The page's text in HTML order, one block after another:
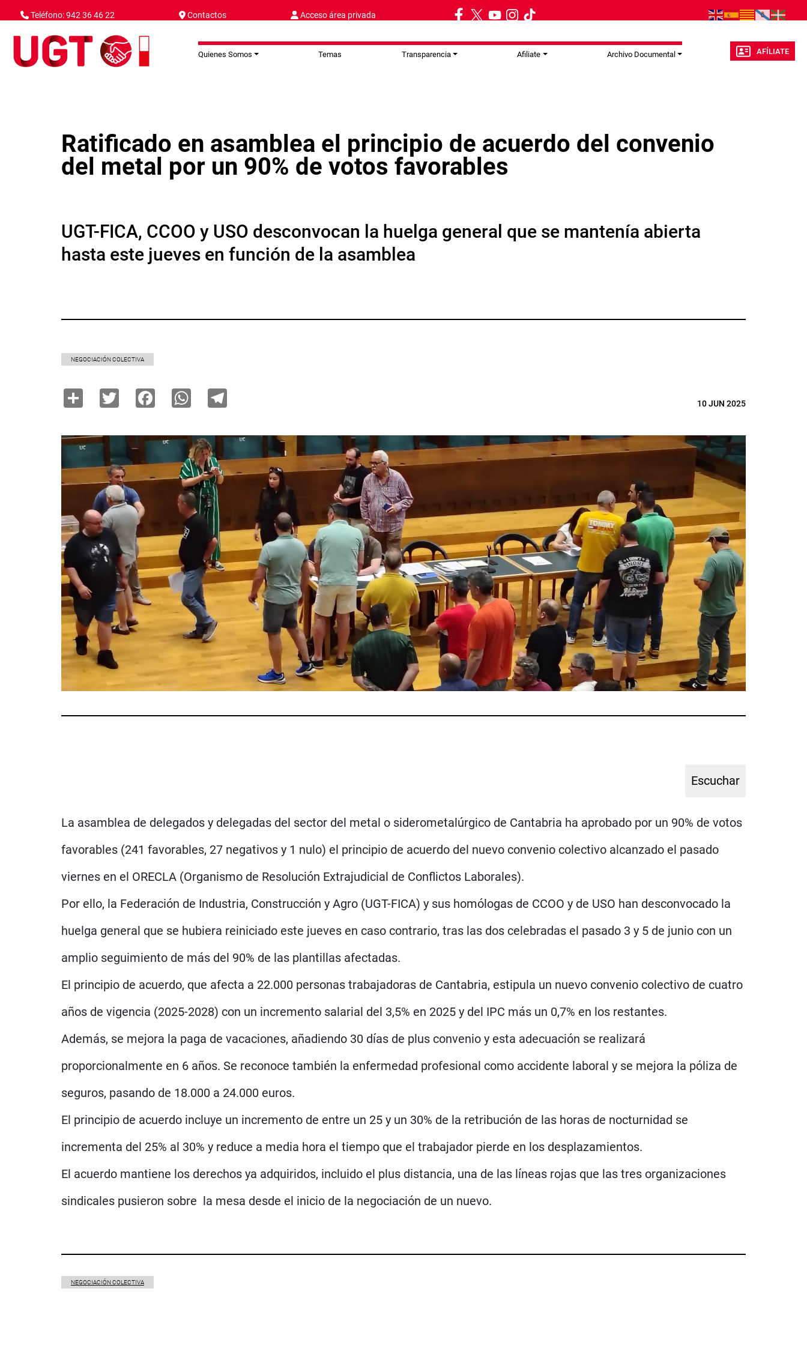
Teléfono: 942 36 46 22 Contactos Acceso área privada
Quienes Somos Temas Transparencia Afiliate Archivo Documental AFÍLIATE
Ratificado en asamblea el principio de acuerdo del convenio
del metal por un 90% de votos favorables
UGT-FICA, CCOO y USO desconvocan la huelga general que se mantenía abierta
hasta este jueves en función de la asamblea
NEGOCIACIÓN COLECTIVA
Share TwitterFacebookWhatsApp 10 JUN 2025
La asamblea de delegados y delegadas del sector del metal o siderometalúrgico de Cantabria ha aprobado por un 90% de votos
favorables (241 favorables, 27 negativos y 1 nulo) el principio de acuerdo del nuevo convenio colectivo alcanzado el pasado
viernes en el ORECLA (Organismo de Resolución Extrajudicial de Conflictos Laborales).
Por ello, la Federación de Industria, Construcción y Agro (UGT-FICA) y sus homólogas de CCOO y de USO han desconvocado la
huelga general que se hubiera reiniciado este jueves en caso contrario, tras las dos celebradas el pasado 3 y 5 de junio con un
amplio seguimiento de más del 90% de las plantillas afectadas.
El principio de acuerdo, que afecta a 22.000 personas trabajadoras de Cantabria, estipula un nuevo convenio colectivo de cuatro
años de vigencia (2025-2028) con un incremento salarial del 3,5% en 2025 y del IPC más un 0,7% en los restantes.
Además, se mejora la paga de vacaciones, añadiendo 30 días de plus convenio y esta adecuación se realizará
proporcionalmente en 6 años. Se reconoce también la enfermedad profesional como accidente laboral y se mejora la póliza de
seguros, pasando de 18.000 a 24.000 euros.
El principio de acuerdo incluye un incremento de entre un 25 y un 30% de la retribución de las horas de nocturnidad se
incrementa del 25% al 30% y reduce a media hora el tiempo que el trabajador pierde en los desplazamientos.
El acuerdo mantiene los derechos ya adquiridos, incluido el plus distancia, una de las líneas rojas que las tres organizaciones
sindicales pusieron sobre la mesa desde el inicio de la negociación de un nuevo.
NEGOCIACIÓN COLECTIVA